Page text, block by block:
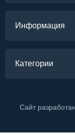
Информация
Категории
Сайт